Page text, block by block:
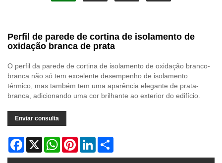
Perfil de parede de cortina de isolamento de
oxidação branca de prata
O perfil da parede de cortina de isolamento de oxidação branco-
branca não só tem excelente desempenho de isolamento
térmico, mas também tem uma aparência elegante de prata-
branca, adicionando uma cor brilhante ao exterior do edifício.
Enviar consulta
Facebook
X WhatsAppPinterestLinkedIn